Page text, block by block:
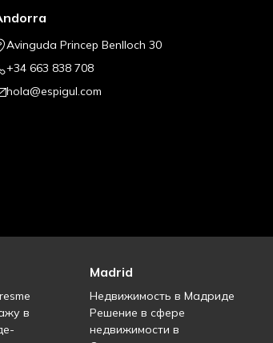
Avinguda Princep Benlloch 30
+34 663 838 708
hola@espigul.com
в
Madrid
Недвижимость в Мадриде
Решение в сфере
недвижимости в